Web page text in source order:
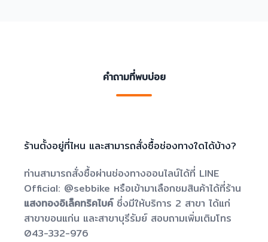
คำถามที่พบบ่อย
ร้านตั้งอยู่ที่ไหน และสามารถสั่งซื้อช่องทางใดได้บ้าง?
ท่านสามารถสั่งซื้อผ่านช่องทางออนไลน์ได้ที่ LINE
Official: @sebbike หรือเข้ามาเลือกชมสินค้าได้ที่ร้าน
แสงทองอิเล็คทริคไบค์ซึ่งมีให้บริการ 2 สาขา ได้แก่
สาขาขอนแก่น และสาขาบุรีรัมย์ สอบถามเพิ่มเติมโทร
043-332-976